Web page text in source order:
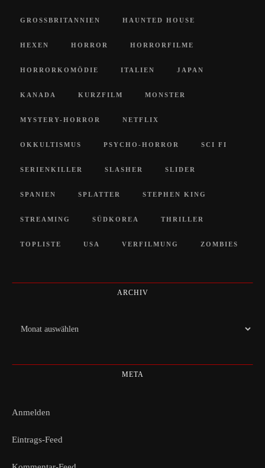
GROSSBRITANNIEN HAUNTED HOUSE
HEXEN HORROR HORRORFILME
HORRORKOMÖDIE ITALIEN JAPAN
KANADA KURZFILM MONSTER
MYSTERY-HORROR NETFLIX
OKKULTISMUS PSYCHO-HORROR SCI FI
SERIENKILLER SLASHER SLIDER
SPANIEN SPLATTER STEPHEN KING
STREAMING SÜDKOREA THRILLER
TOPLISTE USA VERFILMUNG ZOMBIES
ARCHIV
Archiv
META
Anmelden
Eintrags-Feed